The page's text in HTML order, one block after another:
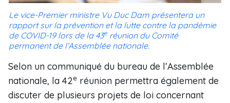
Le vice-Premier ministre Vu Duc Dam présentera un
rapport sur la prévention et la lutte contre la pandémie
de COVID-19 lors de la 43e réunion du Comité
permanent de l’Assemblée nationale.
Selon un communiqué du bureau de l’Assemblée
nationale, la 42e réunion permettra également de
discuter de plusieurs projets de loi concernant